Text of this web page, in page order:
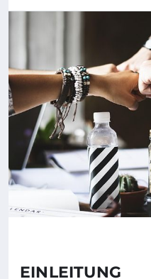
EINLEITUNG